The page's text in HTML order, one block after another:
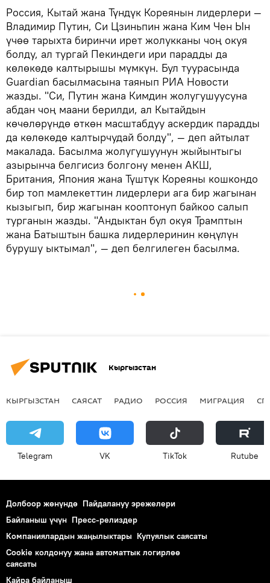
Россия, Кытай жана Түндүк Кореянын лидерлери —
Владимир Путин, Си Цзиньпин жана Ким Чен Ын
үчөө тарыхта биринчи ирет жолукканы чоң окуя
болду, ал тургай Пекиндеги ири парадды да
көлөкөдө калтырышы мүмкүн. Бул туурасында
Guardian басылмасына таянып РИА Новости
жазды. "Си, Путин жана Кимдин жолугушуусуна
абдан чоң маани берилди, ал Кытайдын
көчөлөрүндө өткөн масштабдуу аскердик парадды
да көлөкөдө калтырчудай болду", — деп айтылат
макалада. Басылма жолугушуунун жыйынтыгы
азырынча белгисиз болгону менен АКШ,
Британия, Япония жана Түштүк Кореяны кошкондо
бир топ мамлекеттин лидерлери ага бир жагынан
кызыгып, бир жагынан кооптонуп байкоо салып
турганын жазды. "Андыктан бул окуя Трамптын
жана Батыштын башка лидерлеринин көңүлүн
бурушу ыктымал", — деп белгилеген басылма.
Кыргызстан
КЫРГЫЗСТАН САЯСАТ РАДИО РОССИЯ МИГРАЦИЯ
Telegram VK ТikТоk Rutube
Долбоор жөнүндө Пайдалануу эрежелери
Байланыш үчүн Пресс-релиздер
Компаниялардын жаңылыктары Купуялык саясаты
Cookie колдонуу жана автоматтык логирлөө
саясаты
Кайра байланыш